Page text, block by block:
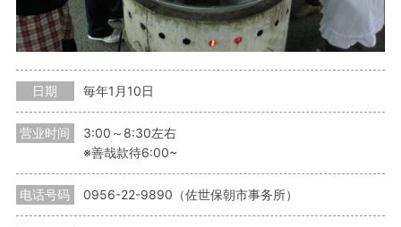
日期 毎年1月10日
营业时间
3:00～8:30左右
※善哉款待6:00~
电话号码 0956-22-9890（佐世保朝市事务所）